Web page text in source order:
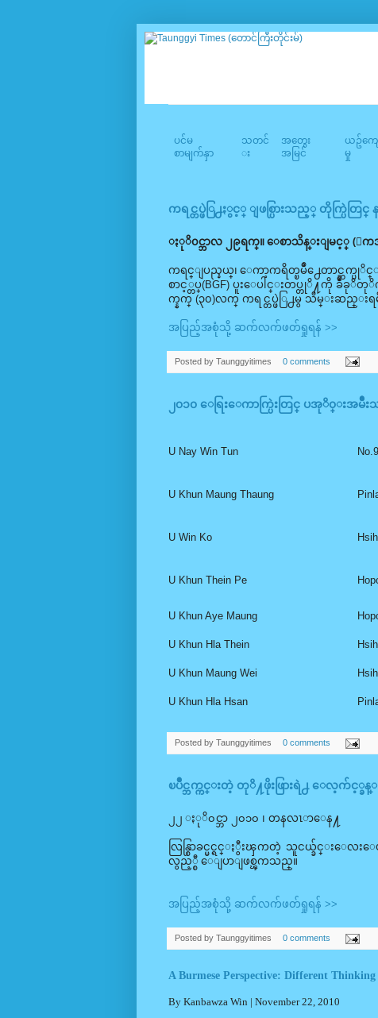
ပင်မ
စာမျက်နှာ
သတင်
း
အတွေး
အမြင်
ယဥ်ကျ
မှု
ကရင္တပ္ဖဲြ႕ႏွင့္ ျဖစ္ပြားသည့္ တိုက္ပြဲတြင္
ႏုိ၀င္ဘာလ ၂၉ရက္။ ေစာသိန္းျမင့္ (ေက
ကရင္ျပည္နယ္၊ ေကာ့ကရိတ္ၿမိဳ႕ေတာင္ဘက္ပုိ
စာင့္တပ္(BGF) ပူးေပါင္းတပ္တုိ႔ကို ခ်ဳံခုိတုိ
က္နက္ (၃၀)လက္ ကရင္တပ္ဖဲြ႕မွ သိမ္းဆည္း
အပြည့်အစုံသို့ ဆက်လက်ဖတ်ရှုရန် >>
Posted by Taunggyitimes 0 comments
၂၀၁၀ ေရြးေကာက္ပြဲးတြင္ ပအုိ၀္းအမ်ိဳး
U Nay Win Tun No.9
U Khun Maung Thaung
U Win Ko
U Khun Thein Pe
U Khun Aye Maung
U Khun Hla Thein
U Khun Maung Wei
U Khun Hla Hsan
Posted by Taunggyitimes 0 comments
ၿပိဳင္ဘက္ကင္းတဲ့ တုိ႔ဖိုးဖြားရဲ႕ ေလ့က်င့္ခန္
၂၂ ႏုိ၀င္ဘာ ၂၀၁၀ ၊ တနလၤာေန႔
လြန္စြာခင္မင္ရင္ႏွီးၾကတဲ့ သူငယ္ခ်င္းေ
လွည့္စီ ေျပာျဖစ္ၾကသည္။
အပြည့်အစုံသို့ ဆက်လက်ဖတ်ရှုရန် >>
Posted by Taunggyitimes 0 comments
A Burmese Perspective: Different
By Kanbawza Win | November 22, 2010